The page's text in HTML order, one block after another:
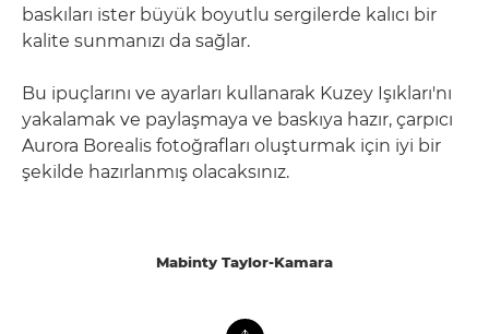
baskıları ister büyük boyutlu sergilerde kalıcı bir
kalite sunmanızı da sağlar.
Bu ipuçlarını ve ayarları kullanarak Kuzey Işıkları'nı
yakalamak ve paylaşmaya ve baskıya hazır, çarpıcı
Aurora Borealis fotoğrafları oluşturmak için iyi bir
şekilde hazırlanmış olacaksınız.
Mabinty Taylor-Kamara